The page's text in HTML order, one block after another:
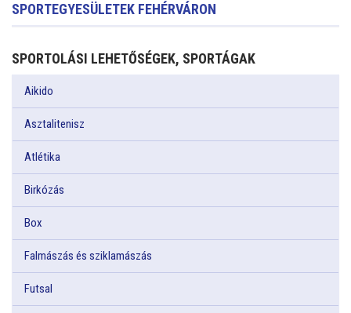
SPORTEGYESÜLETEK FEHÉRVÁRON
SPORTOLÁSI LEHETŐSÉGEK, SPORTÁGAK
Aikido
Asztalitenisz
Atlétika
Birkózás
Box
Falmászás és sziklamászás
Futsal